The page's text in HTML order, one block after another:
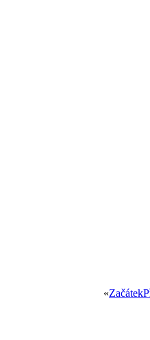
«Začátek